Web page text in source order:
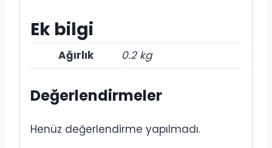
Ek bilgi
Ağırlık 0.2 kg
Değerlendirmeler
Henüz değerlendirme yapılmadı.